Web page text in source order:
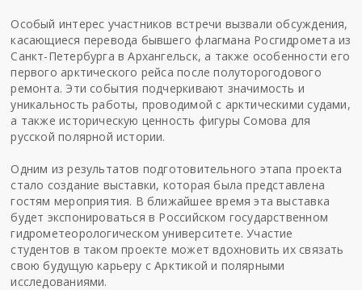
Особый интерес участников встречи вызвали обсуждения,
касающиеся перевода бывшего флагмана Росгидромета из
Санкт-Петербурга в Архангельск, а также особенности его
первого арктического рейса после полуторогодового
ремонта. Эти события подчеркивают значимость и
уникальность работы, проводимой с арктическими судами,
а также историческую ценность фигуры Сомова для
русской полярной истории.
Одним из результатов подготовительного этапа проекта
стало создание выставки, которая была представлена
гостям мероприятия. В ближайшее время эта выставка
будет экспонироваться в Российском государственном
гидрометеорологическом университете. Участие
студентов в таком проекте может вдохновить их связать
свою будущую карьеру с Арктикой и полярными
исследованиями.